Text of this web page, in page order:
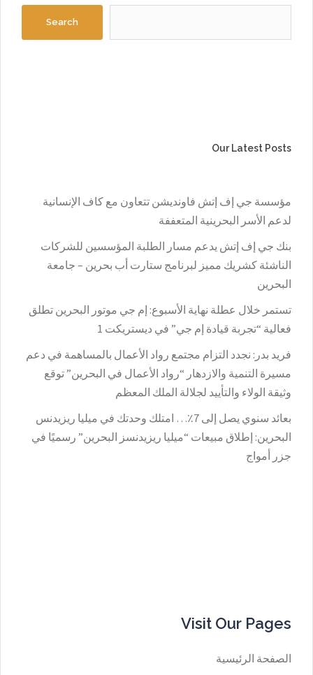
Search
Our Latest Posts
مؤسسة جي إف إتش فاونديشن تتعاون مع كاف الإنسانية
لدعم الأسر البحرينية المتعففة
بنك جي إف إتش يدعم مسار الطلبة المؤسسين للشركات
الناشئة كشريك مميز لبرنامج ستارت أب بحرين – جامعة
البحرين
تستمر خلال عطلة نهاية الأسبوع: إم جي موتور البحرين تطلق
فعالية “تجربة قيادة إم جي” في ديستريكت 1
فريد بدر: نجدد التزام مجتمع رواد الأعمال بالمساهمة في دعم
مسيرة التنمية والازدهار “رواد الأعمال في البحرين” توقع
وثيقة الولاء والتأييد لجلالة الملك المعظم
بعائد سنوي يصل إلى 7٪؜… امتلك وحدتك في ميليا ريزيدنس
البحرين: إطلاق مبيعات “ميليا ريزيدنسز البحرين” رسميًا في
جزر أمواج
Visit Our Pages
الصفحة الرئيسية